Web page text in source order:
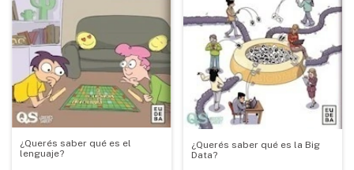
¿Querés saber qué es el
lenguaje?
¿Querés saber qué es la Big
Data?